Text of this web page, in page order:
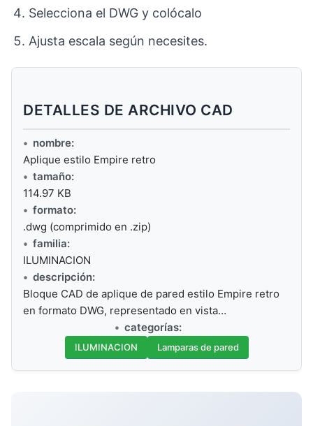
Selecciona el DWG y colócalo
Ajusta escala según necesites.
DETALLES DE ARCHIVO CAD
nombre:
Aplique estilo Empire retro
tamaño:
114.97 KB
formato:
.dwg (comprimido en .zip)
familia:
ILUMINACION
descripción:
Bloque CAD de aplique de pared estilo Empire retro
en formato DWG, representado en vista…
categorías:
ILUMINACION Lamparas de pared